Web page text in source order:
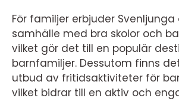
För familjer erbjuder
samhälle med bra skolor och
vilket gör det till en populär
barnfamiljer. Dessutom finns
utbud av fritidsaktiviteter för
vilket bidrar till en aktiv och